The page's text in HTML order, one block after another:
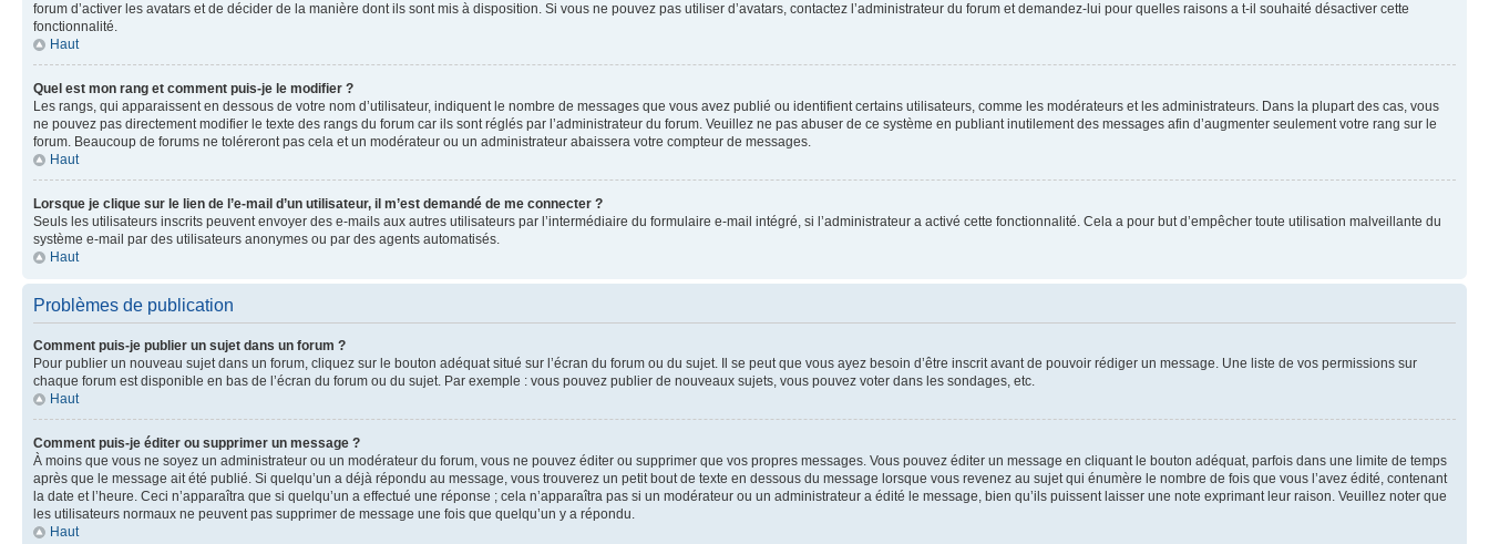
forum d’activer les avatars et de décider de la manière dont ils sont mis à disposition. Si vous ne pouvez pas utiliser d’avatars, contactez l’administrateur du forum et demandez-lui pour quelles raisons a t-il souhaité désactiver cette
fonctionnalité.
Haut
Quel est mon rang et comment puis-je le modifier ?
Les rangs, qui apparaissent en dessous de votre nom d’utilisateur, indiquent le nombre de messages que vous avez publié ou identifient certains utilisateurs, comme les modérateurs et les administrateurs. Dans la plupart des cas, vous
ne pouvez pas directement modifier le texte des rangs du forum car ils sont réglés par l’administrateur du forum. Veuillez ne pas abuser de ce système en publiant inutilement des messages afin d’augmenter seulement votre rang sur le
forum. Beaucoup de forums ne toléreront pas cela et un modérateur ou un administrateur abaissera votre compteur de messages.
Haut
Lorsque je clique sur le lien de l’e-mail d’un utilisateur, il m’est demandé de me connecter ?
Seuls les utilisateurs inscrits peuvent envoyer des e-mails aux autres utilisateurs par l’intermédiaire du formulaire e-mail intégré, si l’administrateur a activé cette fonctionnalité. Cela a pour but d’empêcher toute utilisation malveillante du
système e-mail par des utilisateurs anonymes ou par des agents automatisés.
Haut
Problèmes de publication
Comment puis-je publier un sujet dans un forum ?
Pour publier un nouveau sujet dans un forum, cliquez sur le bouton adéquat situé sur l’écran du forum ou du sujet. Il se peut que vous ayez besoin d’être inscrit avant de pouvoir rédiger un message. Une liste de vos permissions sur
chaque forum est disponible en bas de l’écran du forum ou du sujet. Par exemple : vous pouvez publier de nouveaux sujets, vous pouvez voter dans les sondages, etc.
Haut
Comment puis-je éditer ou supprimer un message ?
À moins que vous ne soyez un administrateur ou un modérateur du forum, vous ne pouvez éditer ou supprimer que vos propres messages. Vous pouvez éditer un message en cliquant le bouton adéquat, parfois dans une limite de temps
après que le message ait été publié. Si quelqu’un a déjà répondu au message, vous trouverez un petit bout de texte en dessous du message lorsque vous revenez au sujet qui énumère le nombre de fois que vous l’avez édité, contenant
la date et l’heure. Ceci n’apparaîtra que si quelqu’un a effectué une réponse ; cela n’apparaîtra pas si un modérateur ou un administrateur a édité le message, bien qu’ils puissent laisser une note exprimant leur raison. Veuillez noter que
les utilisateurs normaux ne peuvent pas supprimer de message une fois que quelqu’un y a répondu.
Haut